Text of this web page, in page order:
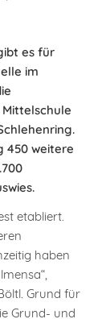
es für
im
450 weitere
etabliert.
haben
Grund für
Grund- und